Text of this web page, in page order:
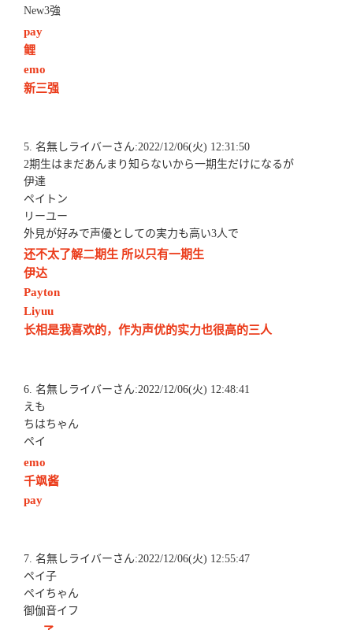
New3強
pay
鲤
emo
新三强
5. 名無しライバーさん:2022/12/06(火) 12:31:50
2期生はまだあんまり知らないから一期生だけになるが
伊達
ペイトン
リーユー
外見が好みで声優としての実力も高い3人で
还不太了解二期生 所以只有一期生
伊达
Payton
Liyuu
长相是我喜欢的，作为声优的实力也很高的三人
6. 名無しライバーさん:2022/12/06(火) 12:48:41
えも
ちはちゃん
ペイ
emo
千飒酱
pay
7. 名無しライバーさん:2022/12/06(火) 12:55:47
ペイ子
ペイちゃん
御伽音イフ